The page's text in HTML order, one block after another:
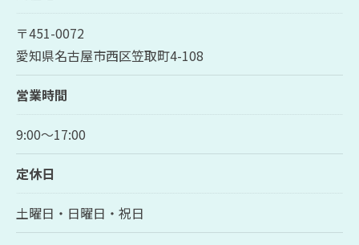
〒451-0072
愛知県名古屋市西区笠取町4-108
営業時間
9:00～17:00
定休日
土曜日・日曜日・祝日